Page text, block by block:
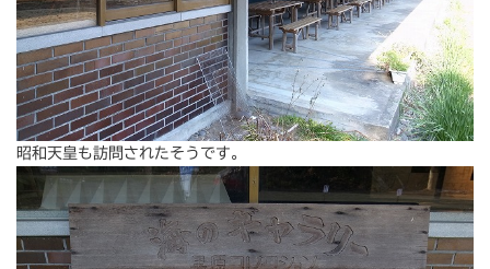
昭和天皇も訪問されたそうです。